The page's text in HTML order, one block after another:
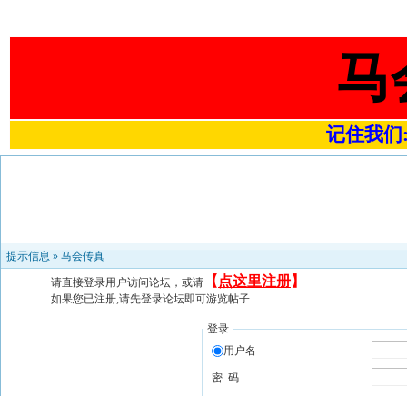
马
记住我们
提示信息 » 马会传真
请直接登录用户访问论坛，或请 【 点这里注册】
如果您已注册,请先登录论坛即可游览帖子
登录
用户名
密 码